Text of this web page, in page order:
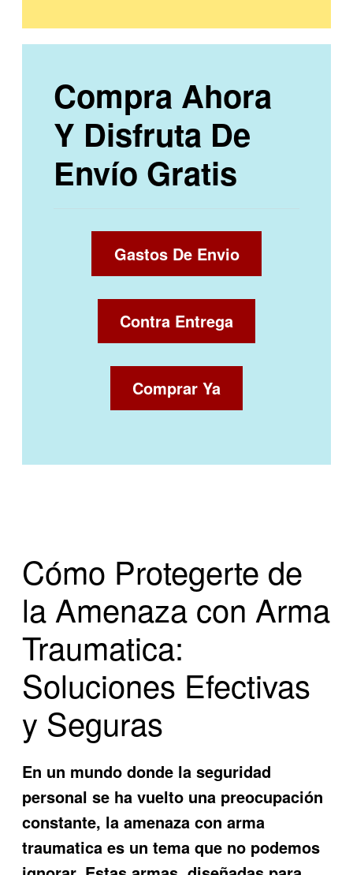
Compra Ahora
Y Disfruta De
Envío Gratis
Gastos De Envio
Contra Entrega
Comprar Ya
Cómo Protegerte de
la Amenaza con Arma
Traumatica:
Soluciones Efectivas
y Seguras
En un mundo donde la seguridad
personal se ha vuelto una preocupación
constante, laamenaza con arma
traumatica es un tema que no podemos